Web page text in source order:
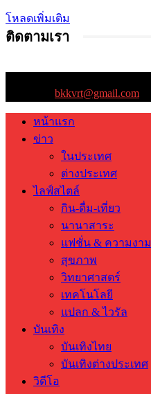
โหลดเพิ่มเติม
ติดตามเรา
bkkvrt@gmail.com
หน้าแรก
ข่าว
ในประเทศ
ต่างประเทศ
ไลฟ์สไตล์
กิน-ดื่ม-เที่ยว
นานาสาระ
แฟชั่น & ความงาม
สุขภาพ
วิทยาศาสตร์
เทคโนโลยี
แปลก & ไวรัล
บันเทิง
บันเทิงไทย
บันเทิงต่างประเทศ
วิดีโอ